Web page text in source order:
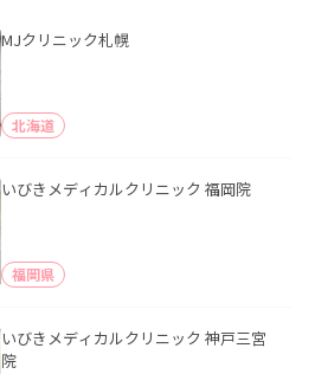
MJクリニック札幌
北海道
いびきメディカルクリニック 福岡院
福岡県
いびきメディカルクリニック 神戸三宮
院